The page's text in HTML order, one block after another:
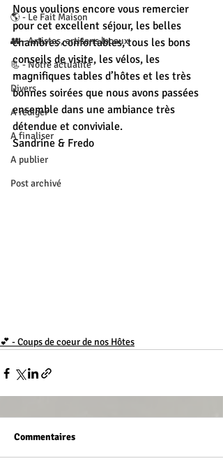
🌎 - Le Fait Maison
👥 - Artistes, artisans locaux
📃 - Notre actualité
Divers
A rédiger
A finaliser
A publier
Post archivé
Nous voulions encore vous remercier
pour cet excellent séjour, les belles
chambres confortables, tous les bons
conseils de visite, les vélos, les
magnifiques tables d’hôtes et les très
bonnes soirées que nous avons passées
ensemble dans une ambiance très
détendue et conviviale.
Sandrine & Fredo
💕 - Coups de coeur de nos Hôtes
Commentaires